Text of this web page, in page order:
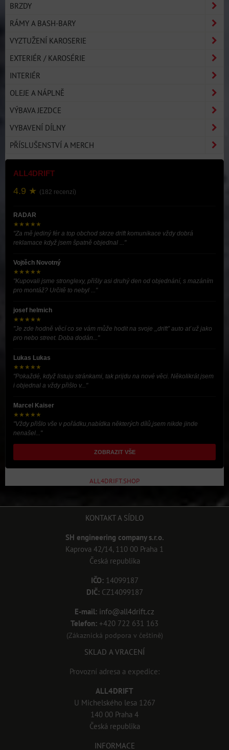
BRZDY
RÁMY A BASH-BARY
VYZTUŽENÍ KAROSERIE
EXTERIÉR / KAROSÉRIE
INTERIÉR
OLEJE A NÁPLNĚ
VÝBAVA JEZDCE
VYBAVENÍ DÍLNY
PŘÍSLUŠENSTVÍ A MERCH
ALL4DRIFT
4.9 ★ (182 recenzí)
RADAR
★★★★★
"Za mě jediný fér a top obchod skrze drift komunikace vždy dobrá
reklamace když jsem špatně objednal ..."
Vojtěch Novotný
★★★★★
"Kupovali jsme stronglexy, přišly asi druhý den od objednání, s mazáním
pro montáž? Určitě to nebyl ..."
josef helmich
★★★★★
"Je zde hodně věcí co se vám může hodit na svoje ,,drift” auto ať už jako
pro nebo street. Doba dodán..."
Lukas Lukas
★★★★★
"Pokaždé, když listuju stránkami, tak prijdu na nové věci. Několikrát jsem
i objednal a vždy přišlo v..."
Marcel Kaiser
★★★★★
"Vždy přišlo vše v pořádku,nabídka některých dílů,jsem nikde jinde
nenašel..."
ZOBRAZIT VŠE
ALL4DRIFT.SHOP
KONTAKT A SÍDLO
SH engineering company s.r.o.
Kaprova 42/14, 110 00 Praha 1
Česká republika
IČO:14099187
DIČ:CZ14099187
E-mail: info@all4drift.cz
Telefon: +420 722 631 163
(Zákaznická podpora v češtině)
SKLAD A VRACENÍ
Provozní adresa a expedice:
ALL4DRIFT
U Michelského lesa 1267
140 00 Praha 4
Česká republika
INFORMACE